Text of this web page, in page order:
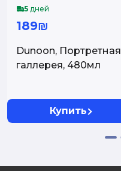
5 дней
189₪
Dunoon, Портретная
галлерея, 480мл
Купить